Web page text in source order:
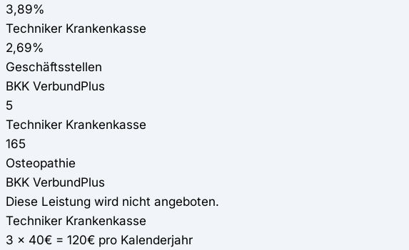
3,89%
Techniker Krankenkasse
2,69%
Geschäftsstellen
BKK VerbundPlus
5
Techniker Krankenkasse
165
Osteopathie
BKK VerbundPlus
Diese Leistung wird nicht angeboten.
Techniker Krankenkasse
3 x 40€ = 120€ pro Kalenderjahr